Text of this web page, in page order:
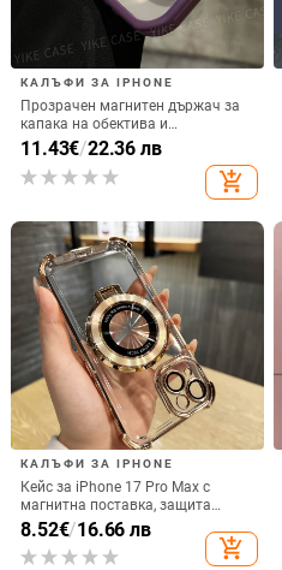
КАЛЪФИ ЗА IPHONE
Прозрачен магнитен държач за
капака на обектива и
удароустойчив твърд калъф за
iPhone 17 Pro Max
11.43€/22.36 лв
add_shopping_cart
КАЛЪФИ ЗА IPHONE
Кейс за iPhone 17 Pro Max с
магнитна поставка, защита
срещу изпускане на четирите
ъгъла, акрилен корпус с
електроплатиран финиш
8.52€/16.66 лв
add_shopping_cart